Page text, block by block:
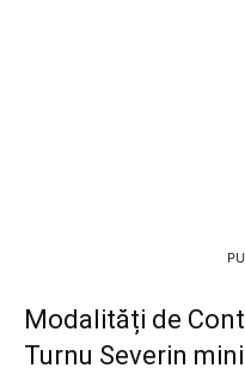
Modalități de
Turnu Severin